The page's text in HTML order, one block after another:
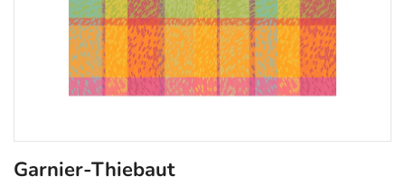
Garnier-Thiebaut